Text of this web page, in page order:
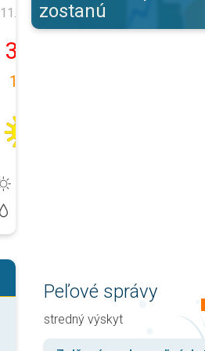
utorok 11. 08.
11. 08.
34
16
zostanú
Peľové správy
stredný výskyt